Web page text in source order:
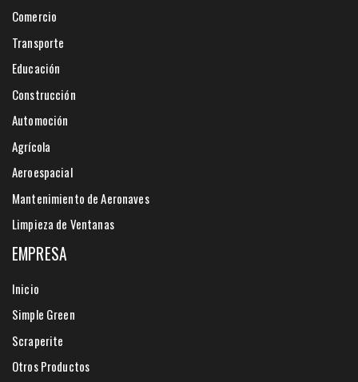
Comercio
Transporte
Educación
Construcción
Automoción
Agrícola
Aeroespacial
Mantenimiento de Aeronaves
Limpieza de Ventanas
EMPRESA
Inicio
Simple Green
Scraperite
Otros Productos